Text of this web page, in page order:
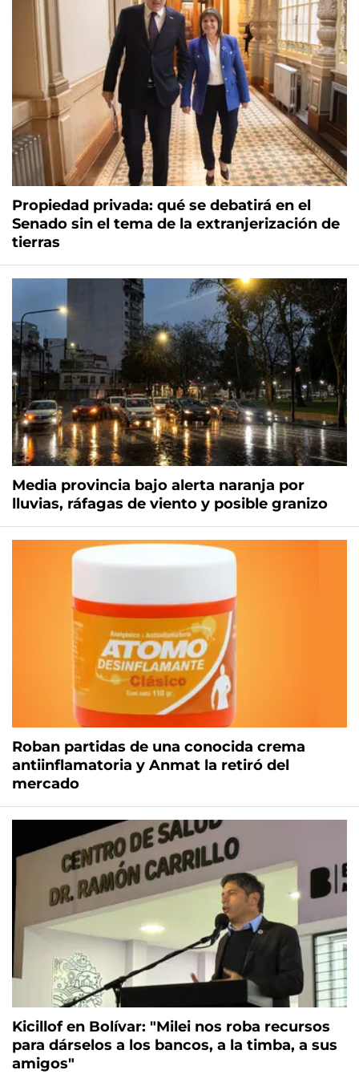
Propiedad privada: qué se debatirá en el
Senado sin el tema de la extranjerización de
tierras
Media provincia bajo alerta naranja por
lluvias, ráfagas de viento y posible granizo
Roban partidas de una conocida crema
antiinflamatoria y Anmat la retiró del
mercado
Kicillof en Bolívar: "Milei nos roba recursos
para dárselos a los bancos, a la timba, a sus
amigos"